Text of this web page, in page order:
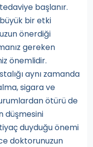
başlanır.
büyük bir etki
önerdiği
gereken
önemlidir.
aynı zamanda
sigara ve
ötürü de
düşmesini
duyduğu önemi
doktorunuzun